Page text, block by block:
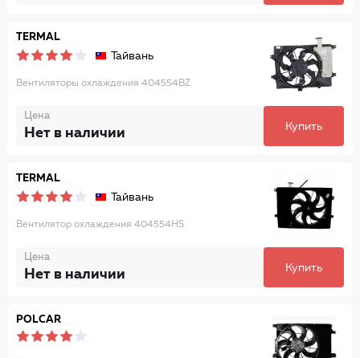
TERMAL
Тайвань
Вентиляторы охлаждения 404554BZ
Цена
Нет в наличии Купить
TERMAL
Тайвань
Вентилятор охлаждения 404554HS
Цена
Нет в наличии Купить
POLCAR